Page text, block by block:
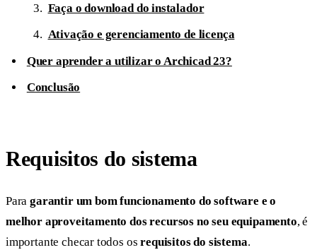
Faça o download do instalador
Ativação e gerenciamento de licença
Quer aprender a utilizar o Archicad 23?
Conclusão
Requisitos do sistema
Paragarantir um bom funcionamento do software e o
melhor aproveitamento dos recursos no seu equipamento, é
importante checar todos osrequisitos do sistema.